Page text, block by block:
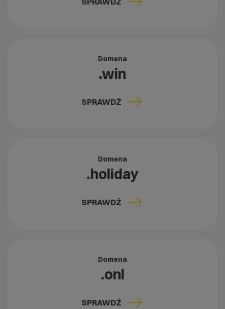
Domena
.win
SPRAWDŹ
Domena
.holiday
SPRAWDŹ
Domena
.onl
SPRAWDŹ